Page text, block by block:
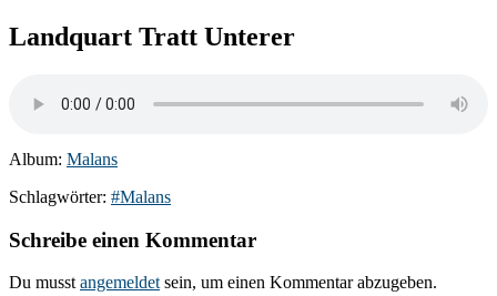
Landquart Tratt Unterer
Album: Malans
Schlagwörter: #Malans
Schreibe einen Kommentar
Du musst angemeldet sein, um einen Kommentar abzugeben.